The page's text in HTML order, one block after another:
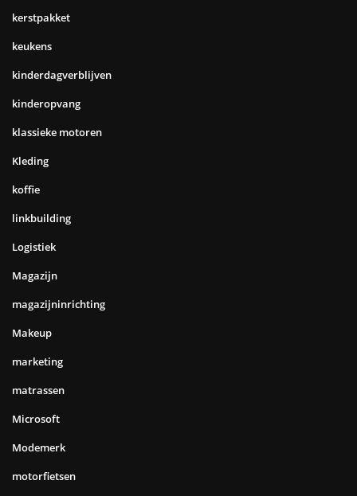
kerstpakket
keukens
kinderdagverblijven
kinderopvang
klassieke motoren
Kleding
koffie
linkbuilding
Logistiek
Magazijn
magazijninrichting
Makeup
marketing
matrassen
Microsoft
Modemerk
motorfietsen